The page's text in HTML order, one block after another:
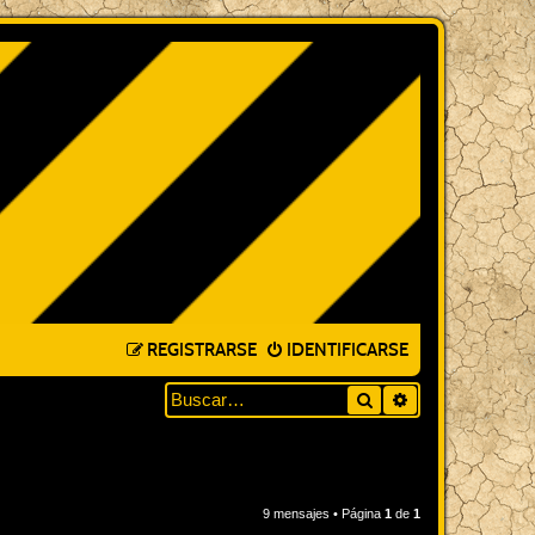
IDENTIFICARSE
REGISTRARSE
Buscar BÚSQUEDA
9 mensajes • Página 1 de 1